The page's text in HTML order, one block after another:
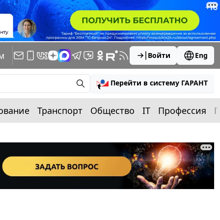
Войти Eng
Перейти в систему ГАРАНТ
Транспорт Общество IT Профессия